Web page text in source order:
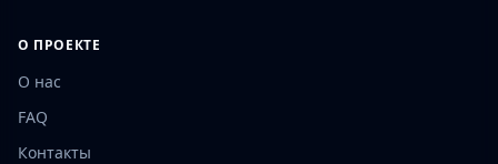
О ПРОЕКТЕ
О нас
FAQ
Контакты